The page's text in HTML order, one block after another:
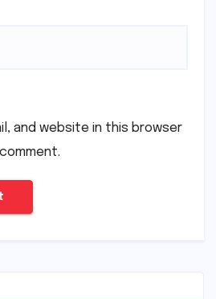
and website in this browser